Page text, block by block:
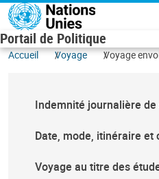
Aller au contenu principal
Portail de Politique
Accueil Voyage Voyage
Indemnité journalière
Date, mode, itinéraire et
Voyage au titre des